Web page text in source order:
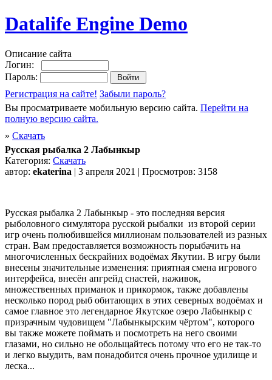
Datalife Engine Demo
Описание сайта
Логин:
Пароль:
Регистрация на сайте! Забыли пароль?
Вы просматриваете мобильную версию сайта. Перейти на
полную версию сайта.
» Скачать
Русская рыбалка 2 Лабынкыр
Категория: Скачать
автор: ekaterina | 3 апреля 2021 | Просмотров: 3158
Русская рыбалка 2 Лабынкыр - это последняя версия
рыболовного симулятора русской рыбалки из второй серии
игр очень полюбившейся миллионам пользователей из разных
стран. Вам предоставляется возможность порыбачить на
многочисленных бескрайних водоёмах Якутии. В игру были
внесены значительные изменения: приятная смена игрового
интерфейса, внесён апгрейд снастей, наживок,
множественных приманок и прикормок, также добавлены
несколько пород рыб обитающих в этих северных водоёмах и
самое главное это легендарное Якутское озеро Лабынкыр с
призрачным чудовищем "Лабынкырским чёртом", которого
вы также можете поймать и посмотреть на него своими
глазами, но сильно не обольщайтесь потому что его не так-то
и легко выудить, вам понадобится очень прочное удилище и
леска...